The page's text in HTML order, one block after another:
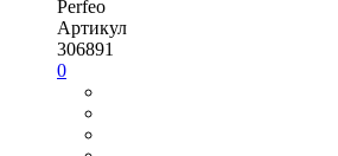
Perfeo
Артикул
306891
0